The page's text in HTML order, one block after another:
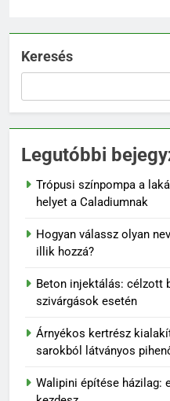
Keresés
Legutóbbi
Trópusi színpompa a
helyet a Caladiumnak
Hogyan válassz olyan
illik hozzá?
Beton injektálás: célzott
szivárgások esetén
Árnyékos kertrész
sarokból látványos
Walipini építése házilag:
így
KERT
8
1
így